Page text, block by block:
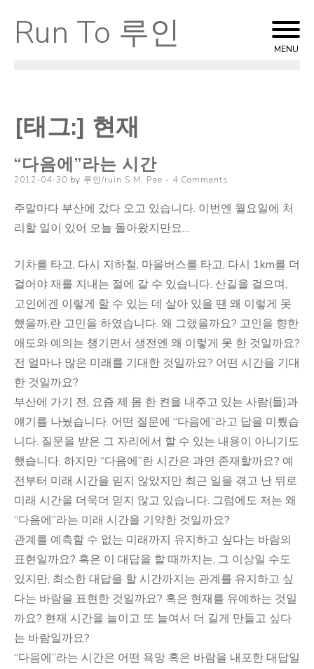
Skip
to
Run To 루인 MENU
[태그:] 현재
“다음에”라는 시간
Posted
2012-04-30 by 루인/ruin S.M. Pae 4 Comments
주말마다 부산에 갔다 오고 있습니다. 이번엔 월요일에 처
리할 일이 있어 오늘 돌아왔지만요…
기차를 타고, 다시 지하철, 마을버스를 타고, 다시 1km를 더
걸어야 재를 지내는 절에 갈 수 있습니다. 산길을 걸으며,
고인에겐 이렇게 할 수 있는 데 살아 있을 땐 왜 이렇게 못
했을까,란 고민을 하였습니다. 왜 그랬을까요? 고인을 향한
애도와 예의는 챙기면서 생전엔 왜 이렇게 못 한 것일까요?
전 얼마나 많은 미래를 기대한 것일까요? 어떤 시간을 기대
한 것일까요?
부산에 가기 전, 요즘 제 몸 한 켠을 내주고 있는 사람(들)과
얘기를 나눴습니다. 어떤 질문에 “다음에”라고 답을 미뤘습
니다. 질문을 받은 그 자리에서 할 수 있는 내용이 아니기도
했습니다. 하지만 “다음에”란 시간은 과연 존재할까요? 예
전부터 미래 시간을 믿지 않았지만 최근 일을 겪고 난 뒤로
미래 시간을 더욱더 믿지 않고 있습니다. 그럼에도 저는 왜
“다음에”라는 미래 시간을 기약한 것일까요?
관계를 예측할 수 없는 미래까지 유지하고 싶다는 바람의
표현일까요? 혹은 이 대답을 할 때까지는, 그 이상일 수도
있지만, 최소한 대답을 할 시간까지는 관계를 유지하고 싶
다는 바람을 표현한 것일까요? 혹은 현재를 유예하는 것일
까요? 현재 시간을 늘이고 또 늘여서 더 길게 만들고 싶다
는 바람일까요?
“다음에”라는 시간은 어떤 욕망 혹은 바람을 내포한 대답일